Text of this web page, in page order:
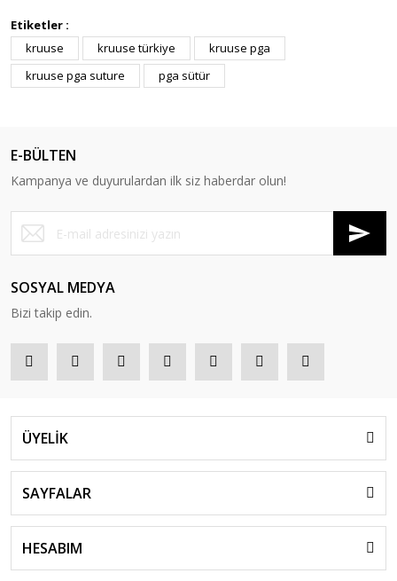
Etiketler :
kruuse
kruuse türkiye
kruuse pga
kruuse pga suture
pga sütür
E-BÜLTEN
Kampanya ve duyurulardan ilk siz haberdar olun!
SOSYAL MEDYA
Bizi takip edin.
ÜYELİK
SAYFALAR
HESABIM